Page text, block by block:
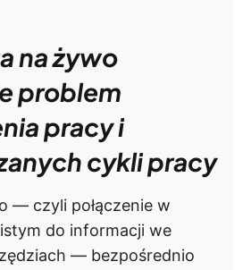
na żywo
problem
pracy i
cykli pracy
— czyli połączenie w
do informacji we
— bezpośrednio